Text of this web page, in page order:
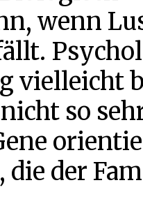
wenn
vielleicht
so
die der